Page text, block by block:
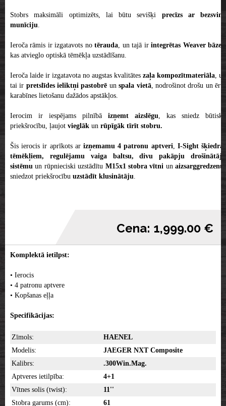
Stobrs maksimāli optimizēts, lai būtu sevišķi precīzs ar bezsvina
munīciju
Ieroča rāmis ir izgatavots notērauda , un tajā irintegrētas Weaver bāzes
kas atvieglo optiskā tēmēkļa uzstādīšanu.
Ieroča laide ir izgatavota no augstas kvalitātes zaļa kompozītmateriāla , un
tai ir pretslīdes ieliktņi pastobrē unspala vietā, nodrošinot drošu un ērtu
karabīnes lietošanu dažādos apstākļos.
Ierocim ir iespējams pilnībā izņemt aizslēgu , kas sniedz būtisku
priekšrocību, ļaujot vieglāk un rūpīgāk tīrīt stobru.
Šis ierocis ir aprīkots ar izņemamu 4 patronu aptveri
I-Sight šķiedras
tēmēkļiem, regulējamu vaiga baltsu, divu pakāpju drošinātāju
sistēmuun rūpnieciski uzstādītu M15x1 stobra vītni un aizsarggredzenu
sniedzot priekšrocību uzstādīt klusinātāju
Cena: 1,999.00 €
Komplektā ietilpst:
• Ierocis
• 4 patronu aptvere
• Kopšanas eļļa
Specifikācijas:
Zīmols:
HAENEL
Modelis:
JAEGER NXT Composite
Kalibrs:
.300Win.Mag.
Aptveres ietilpība:
4+1
Vītnes solis (twist):
11''
Stobra garums (cm):
61